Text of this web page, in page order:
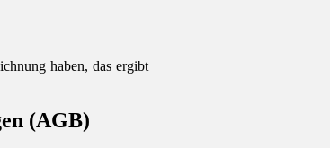
haben, das ergibt
(AGB)